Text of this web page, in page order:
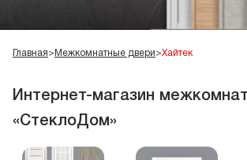
Главная> Межкомнатные двери>Хайтек
Интернет-магазин
«СтеклоДом»